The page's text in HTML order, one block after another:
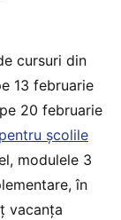
cursuri din
13 februarie
20 februarie
pentru școlile
modulele 3
în
vacanța